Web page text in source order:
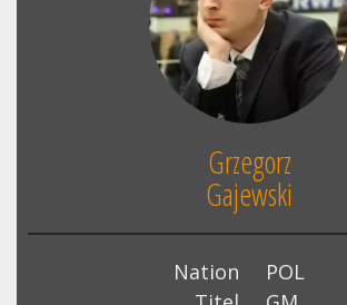
Grzegorz
Gajewski
Nation
POL